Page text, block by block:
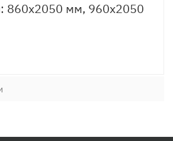
860х2050 мм, 960х2050